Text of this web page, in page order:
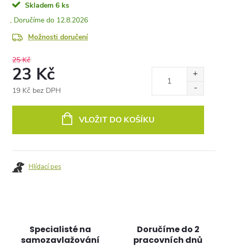
Skladem 6 ks
12.8.2026
Možnosti doručení
25 Kč
23 Kč
19 Kč bez DPH
VLOŽIT DO KOŠÍKU
Hlídací pes
Specialisté na
samozavlažování
Doručíme do 2
pracovních dnů